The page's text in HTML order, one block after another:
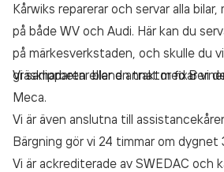
Kårwiks reparerar och servar alla
på både WV och Audi. Här kan du
på märkesverkstaden, och skulle du
gräsklipparen eller en traktor fixar vi
Vi samarbetar bland annat med
Meca.
Vi är även anslutna till
Bärgning gör vi 24 timmar om dygnet
Vi är ackrediterade av SWEDAC och